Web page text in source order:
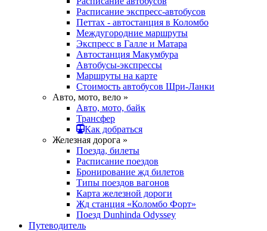
Расписание экспресс-автобусов
Петтах - автостанция в Коломбо
Междугородние маршруты
Экспресс в Галле и Матара
Автостанция Макумбура
Автобусы-экспрессы
Маршруты на карте
Стоимость автобусов Шри-Ланки
Авто, мото, вело »
Авто, мото, байк
Трансфер
Как добраться
Железная дорога »
Поезда, билеты
Расписание поездов
Бронирование жд билетов
Типы поездов вагонов
Карта железной дороги
Жд станция «Коломбо Форт»
Поезд Dunhinda Odyssey
Путеводитель